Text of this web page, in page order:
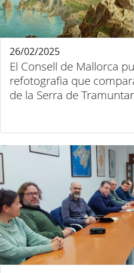
El Consell de Mallorca
refotografia que
de la Serra de
26/02/2025